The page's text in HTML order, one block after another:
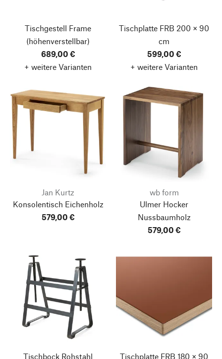
Tischgestell Frame
(höhenverstellbar)
689,00 €
+ weitere Varianten
Tischplatte FRB 200 × 90
cm
599,00 €
+ weitere Varianten
Jan Kurtz
Konsolentisch Eichenholz
579,00 €
wb form
Ulmer Hocker
Nussbaumholz
579,00 €
Tischbock Rohstahl
Tischplatte FRB 180 × 90